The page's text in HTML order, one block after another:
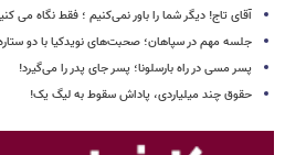
آقای تاج! دیگر شما را باور نمی‌کنیم ؛ فقط نگاه می
جلسه مهم در سپاهان؛ صحبت‌های نویدکیا با دو
پسر مسی در راه بارسلونا؛ پسر جای پدر را می‌گیرد!
حقوق چند میلیاردی، پاداش سقوط به لیگ یک!